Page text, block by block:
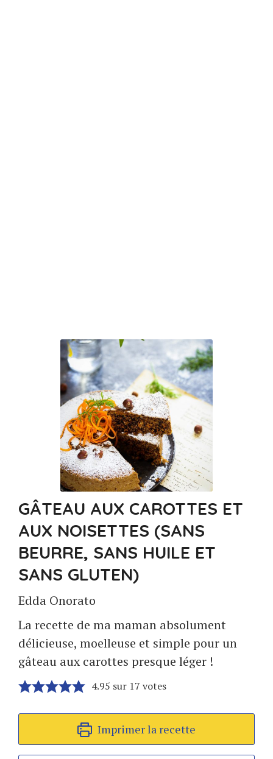
GÂTEAU AUX CAROTTES ET
AUX NOISETTES (SANS
BEURRE, SANS HUILE ET
SANS GLUTEN)
Edda Onorato
La recette de ma maman absolument
délicieuse, moelleuse et simple pour un
gâteau aux carottes presque léger !
4.95 sur 17 votes
Imprimer la recette